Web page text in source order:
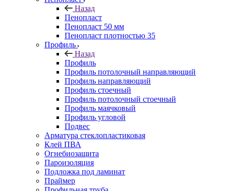
Назад
Пенопласт
Пенопласт 50 мм
Пенопласт плотностью 35
Профиль
Назад
Профиль
Профиль потолочный направляющий
Профиль направляющий
Профиль стоечный
Профиль потолочный стоечный
Профиль маячковый
Профиль угловой
Подвес
Арматура стеклопластиковая
Клей ПВА
Огнебиозащита
Пароизоляция
Подложка под ламинат
Праймер